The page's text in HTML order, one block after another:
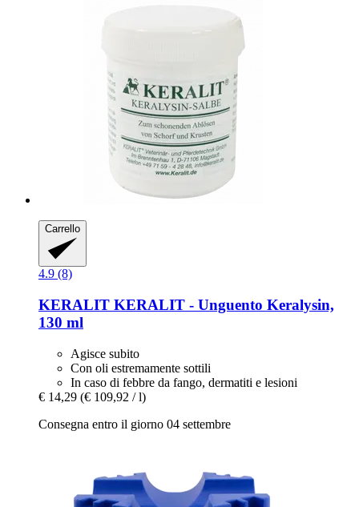
Carrello
4.9 (8)
KERALIT KERALIT -​ Unguento Keralysin,
130 ml
Agisce subito
Con oli estremamente sottili
In caso di febbre da fango, dermatiti e lesioni
€ 14,29 (€ 109,92 / l)
Consegna entro il giorno 04 settembre